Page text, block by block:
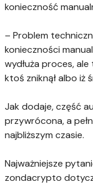
konieczność
– Problem
konieczności
wydłuża proces,
ktoś zniknął albo iż
Jak dodaje, część
przywrócona, a
najbliższym czasie.
Najważniejsze
zondacrypto